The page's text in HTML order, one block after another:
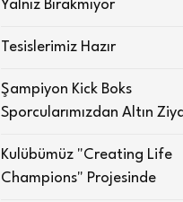
Yalnız Bırakmıyor
Tesislerimiz Hazır
Şampiyon Kick Boks
Sporcularımızdan Altın
Kulübümüz "Creating Life
Champions" Projesinde